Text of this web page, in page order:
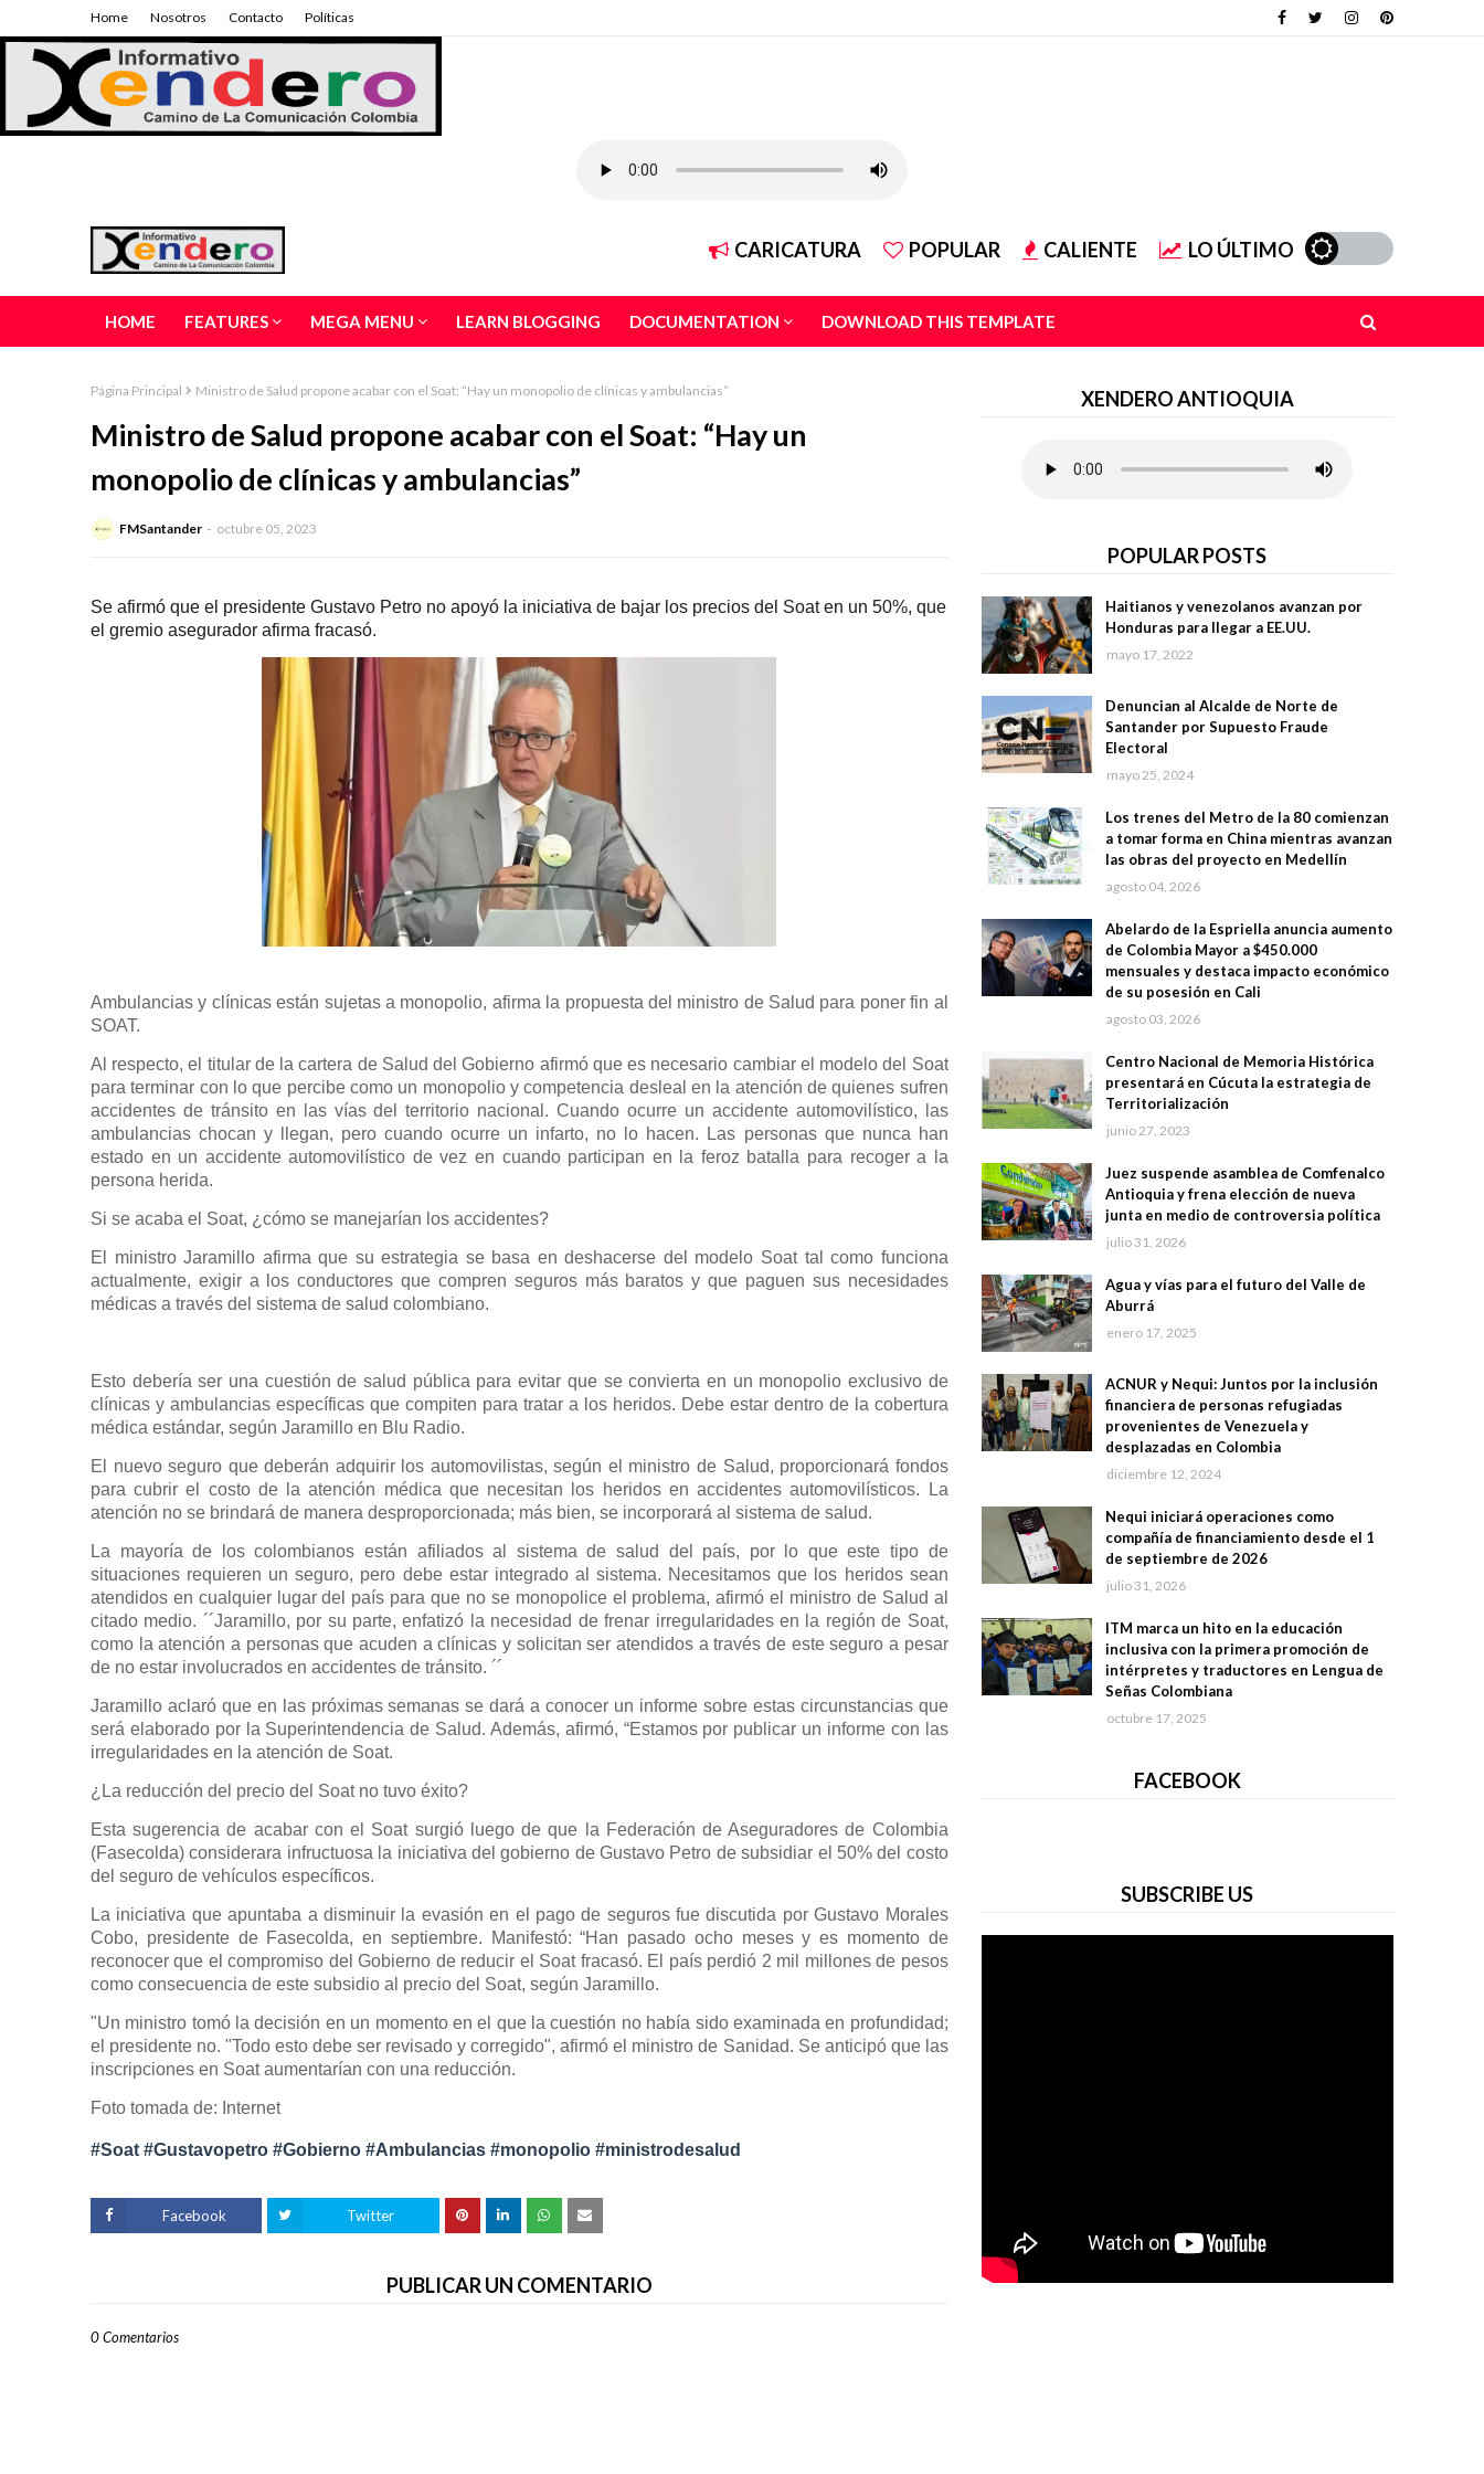
Home Nosotros Contacto Políticas
CARICATURA POPULAR CALIENTE LO ÚLTIMO
HOME FEATURES MEGA MENU LEARN BLOGGING DOCUMENTATION DOWNLOAD THIS TEMPLATE
Página Principal Ministro de Salud propone acabar con el Soat: “Hay un monopolio de clínicas y ambulancias”
Ministro de Salud propone acabar con el Soat: “Hay un
monopolio de clínicas y ambulancias”
FMSantander octubre 05, 2023
Se afirmó que el presidente Gustavo Petro no apoyó la iniciativa de bajar los precios del Soat en un 50%, que
el gremio asegurador afirma fracasó.
Ambulancias y clínicas están sujetas a monopolio, afirma la propuesta del ministro de Salud para poner fin al
SOAT.
Al respecto, el titular de la cartera de Salud del Gobierno afirmó que es necesario cambiar el modelo del Soat
para terminar con lo que percibe como un monopolio y competencia desleal en la atención de quienes sufren
accidentes de tránsito en las vías del territorio nacional. Cuando ocurre un accidente automovilístico, las
ambulancias chocan y llegan, pero cuando ocurre un infarto, no lo hacen. Las personas que nunca han
estado en un accidente automovilístico de vez en cuando participan en la feroz batalla para recoger a la
persona herida.
Si se acaba el Soat, ¿cómo se manejarían los accidentes?
El ministro Jaramillo afirma que su estrategia se basa en deshacerse del modelo Soat tal como funciona
actualmente, exigir a los conductores que compren seguros más baratos y que paguen sus necesidades
médicas a través del sistema de salud colombiano.
Esto debería ser una cuestión de salud pública para evitar que se convierta en un monopolio exclusivo de
clínicas y ambulancias específicas que compiten para tratar a los heridos. Debe estar dentro de la cobertura
médica estándar, según Jaramillo en Blu Radio.
El nuevo seguro que deberán adquirir los automovilistas, según el ministro de Salud, proporcionará fondos
para cubrir el costo de la atención médica que necesitan los heridos en accidentes automovilísticos. La
atención no se brindará de manera desproporcionada; más bien, se incorporará al sistema de salud.
La mayoría de los colombianos están afiliados al sistema de salud del país, por lo que este tipo de
situaciones requieren un seguro, pero debe estar integrado al sistema. Necesitamos que los heridos sean
atendidos en cualquier lugar del país para que no se monopolice el problema, afirmó el ministro de Salud al
citado medio. ´´Jaramillo, por su parte, enfatizó la necesidad de frenar irregularidades en la región de Soat,
como la atención a personas que acuden a clínicas y solicitan ser atendidos a través de este seguro a pesar
de no estar involucrados en accidentes de tránsito. ´´
Jaramillo aclaró que en las próximas semanas se dará a conocer un informe sobre estas circunstancias que
será elaborado por la Superintendencia de Salud. Además, afirmó, “Estamos por publicar un informe con las
irregularidades en la atención de Soat.
¿La reducción del precio del Soat no tuvo éxito?
Esta sugerencia de acabar con el Soat surgió luego de que la Federación de Aseguradores de Colombia
(Fasecolda) considerara infructuosa la iniciativa del gobierno de Gustavo Petro de subsidiar el 50% del costo
del seguro de vehículos específicos.
La iniciativa que apuntaba a disminuir la evasión en el pago de seguros fue discutida por Gustavo Morales
Cobo, presidente de Fasecolda, en septiembre. Manifestó: “Han pasado ocho meses y es momento de
reconocer que el compromiso del Gobierno de reducir el Soat fracasó. El país perdió 2 mil millones de pesos
como consecuencia de este subsidio al precio del Soat, según Jaramillo.
"Un ministro tomó la decisión en un momento en el que la cuestión no había sido examinada en profundidad;
el presidente no. "Todo esto debe ser revisado y corregido", afirmó el ministro de Sanidad. Se anticipó que las
inscripciones en Soat aumentarían con una reducción.
Foto tomada de: Internet
#Soat #Gustavopetro #Gobierno #Ambulancias #monopolio #ministrodesalud
Facebook Twitter
PUBLICAR UN COMENTARIO
0 Comentarios
XENDERO ANTIOQUIA
POPULAR POSTS
Haitianos y venezolanos avanzan por
Honduras para llegar a EE.UU.
mayo 17, 2022
Denuncian al Alcalde de Norte de
Santander por Supuesto Fraude
Electoral
mayo 25, 2024
Los trenes del Metro de la 80 comienzan
a tomar forma en China mientras avanzan
las obras del proyecto en Medellín
agosto 04, 2026
Abelardo de la Espriella anuncia aumento
de Colombia Mayor a $450.000
mensuales y destaca impacto económico
de su posesión en Cali
agosto 03, 2026
Centro Nacional de Memoria Histórica
presentará en Cúcuta la estrategia de
Territorialización
junio 27, 2023
Juez suspende asamblea de Comfenalco
Antioquia y frena elección de nueva
junta en medio de controversia política
julio 31, 2026
Agua y vías para el futuro del Valle de
Aburrá
enero 17, 2025
ACNUR y Nequi: Juntos por la inclusión
financiera de personas refugiadas
provenientes de Venezuela y
desplazadas en Colombia
diciembre 12, 2024
Nequi iniciará operaciones como
compañía de financiamiento desde el 1
de septiembre de 2026
julio 31, 2026
ITM marca un hito en la educación
inclusiva con la primera promoción de
intérpretes y traductores en Lengua de
Señas Colombiana
octubre 17, 2025
FACEBOOK
SUBSCRIBE US